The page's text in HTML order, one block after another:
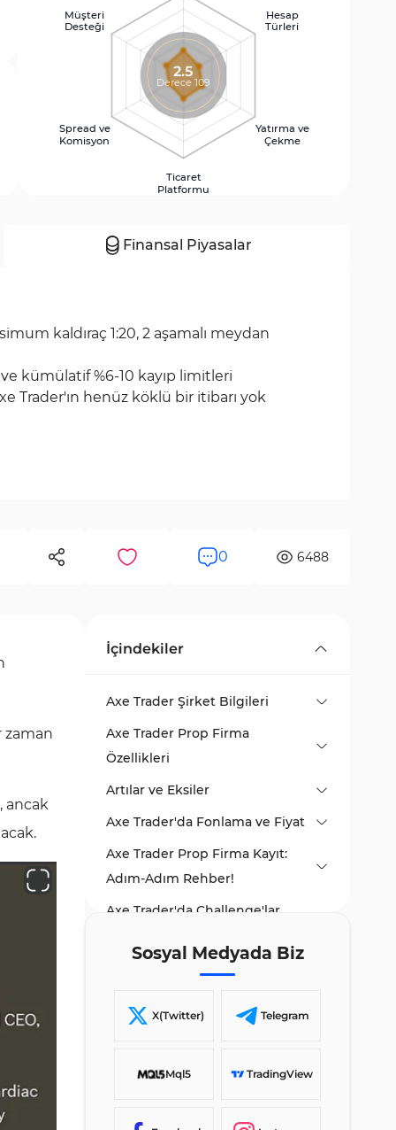
Hesap
Türleri
Yatırma ve
Çekme
Ticaret
Platformu
Spread ve
Komisyon
Müşteri
Desteği
2.5
Derece 109
Finansal Piyasalar
kaldıraç 1:20, 2 aşamalı meydan
kümülatif %6-10 kayıp limitleri
Trader'ın henüz köklü bir itibarı yok
0 6488
zaman
ancak
İçindekiler
Axe Trader Şirket Bilgileri
Axe Trader Prop Firma
Özellikleri
Artılar ve Eksiler
Axe Trader'da Fonlama ve Fiyat
Axe Trader Prop Firma Kayıt:
Adım-Adım Rehber!
Axe Trader'da Challenge'lar
Single Axe
Axe Trader Tarafından Sunulan
Axe Trader Kuralları
Destekliyor?
Sosyal Medyada Biz
X(Twitter) Telegram
Mql5 TradingView